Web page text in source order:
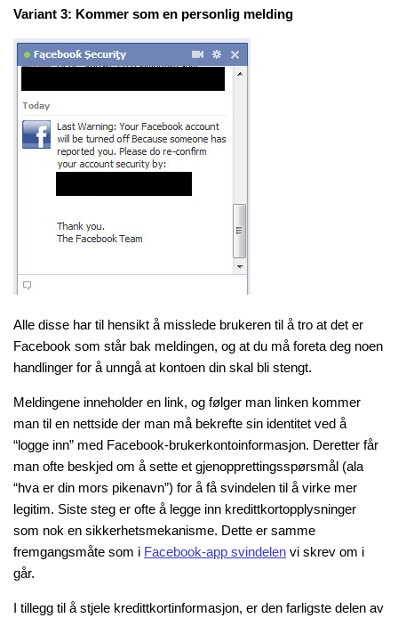
Variant 3: Kommer som en personlig melding
Alle disse har til hensikt å misslede brukeren til å tro at det er
Facebook som står bak meldingen, og at du må foreta deg noen
handlinger for å unngå at kontoen din skal bli stengt.
Meldingene inneholder en link, og følger man linken kommer
man til en nettside der man må bekrefte sin identitet ved å
“logge inn” med Facebook-brukerkontoinformasjon. Deretter får
man ofte beskjed om å sette et gjenopprettingsspørsmål (ala
“hva er din mors pikenavn”) for å få svindelen til å virke mer
legitim. Siste steg er ofte å legge inn kredittkortopplysninger
som nok en sikkerhetsmekanisme. Dette er samme
fremgangsmåte som i Facebook-app svindelen vi skrev om i
går.
I tillegg til å stjele kredittkortinformasjon, er den farligste delen av